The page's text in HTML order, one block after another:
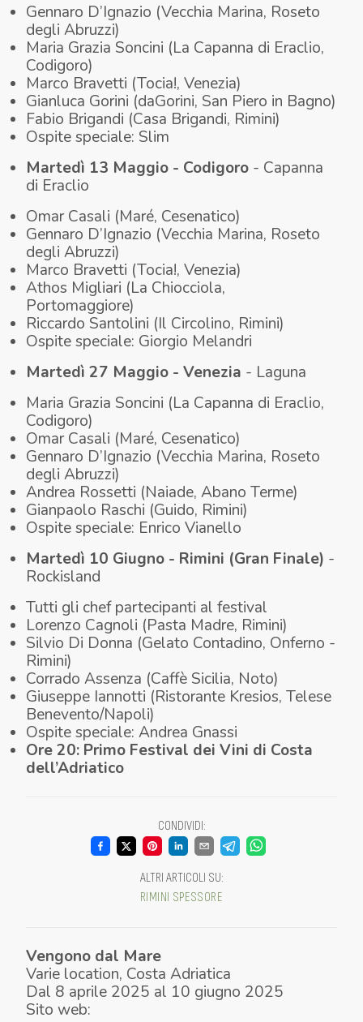
Gennaro D’Ignazio (Vecchia Marina, Roseto
degli Abruzzi)
Maria Grazia Soncini (La Capanna di Eraclio,
Codigoro)
Marco Bravetti (Tocia!, Venezia)
Gianluca Gorini (daGorini, San Piero in Bagno)
Fabio Brigandi (Casa Brigandi, Rimini)
Ospite speciale: Slim
Martedì 13 Maggio - Codigoro - Capanna
di Eraclio
Omar Casali (Maré, Cesenatico)
Gennaro D’Ignazio (Vecchia Marina, Roseto
degli Abruzzi)
Marco Bravetti (Tocia!, Venezia)
Athos Migliari (La Chiocciola,
Portomaggiore)
Riccardo Santolini (Il Circolino, Rimini)
Ospite speciale: Giorgio Melandri
Martedì 27 Maggio - Venezia - Laguna
Maria Grazia Soncini (La Capanna di Eraclio,
Codigoro)
Omar Casali (Maré, Cesenatico)
Gennaro D’Ignazio (Vecchia Marina, Roseto
degli Abruzzi)
Andrea Rossetti (Naiade, Abano Terme)
Gianpaolo Raschi (Guido, Rimini)
Ospite speciale: Enrico Vianello
Martedì 10 Giugno - Rimini (Gran Finale) -
Rockisland
Tutti gli chef partecipanti al festival
Lorenzo Cagnoli (Pasta Madre, Rimini)
Silvio Di Donna (Gelato Contadino, Onferno -
Rimini)
Corrado Assenza (Caffè Sicilia, Noto)
Giuseppe Iannotti (Ristorante Kresios, Telese
Benevento/Napoli)
Ospite speciale: Andrea Gnassi
Ore 20: Primo Festival dei Vini di Costa
dell’Adriatico
CONDIVIDI:
ALTRI ARTICOLI SU:
RIMINI SPESSORE
Vengono dal Mare
Varie location, Costa Adriatica
Dal 8 aprile 2025 al 10 giugno 2025
Sito web: